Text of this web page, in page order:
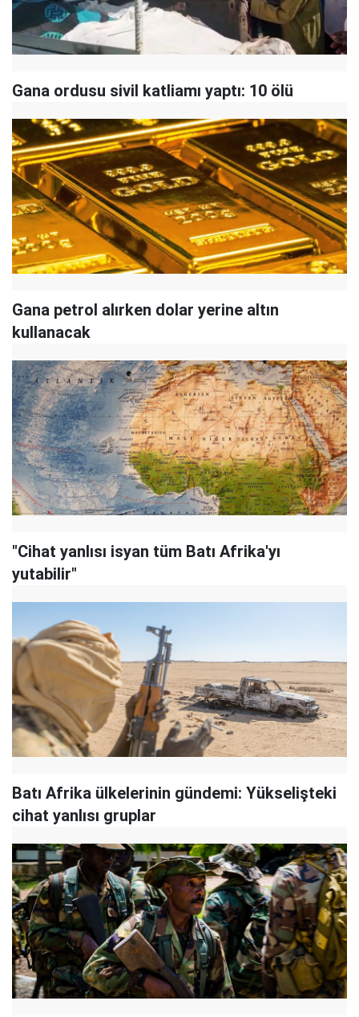
Gana ordusu sivil katliamı yaptı: 10 ölü
Gana petrol alırken dolar yerine altın
kullanacak
"Cihat yanlısı isyan tüm Batı Afrika'yı
yutabilir"
Batı Afrika ülkelerinin gündemi: Yükselişteki
cihat yanlısı gruplar